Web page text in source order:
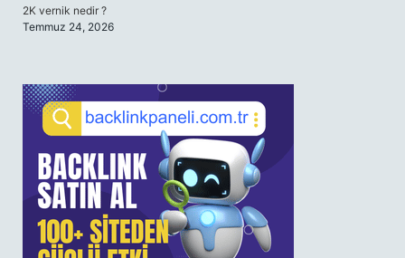
2K vernik nedir ?
Temmuz 24, 2026